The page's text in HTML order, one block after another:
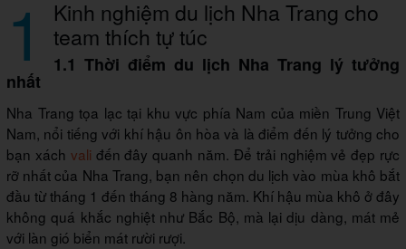
1 Kinh nghiệm du lịch Nha Trang cho
team thích tự túc
1.1 Thời điểm du lịch Nha Trang lý tưởng
nhất
Nha Trang tọa lạc tại khu vực phía Nam của miền Trung Việt
Nam, nổi tiếng với khí hậu ôn hòa và là điểm đến lý tưởng cho
bạn xách vali đến đây quanh năm. Để trải nghiệm vẻ đẹp rực
rỡ nhất của Nha Trang, bạn nên chọn du lịch vào mùa khô bắt
đầu từ tháng 1 đến tháng 8 hàng năm. Khí hậu mùa khô ở đây
không quá khắc nghiệt như Bắc Bộ, mà lại dịu dàng, mát mẻ
với làn gió biển mát rười rượi.